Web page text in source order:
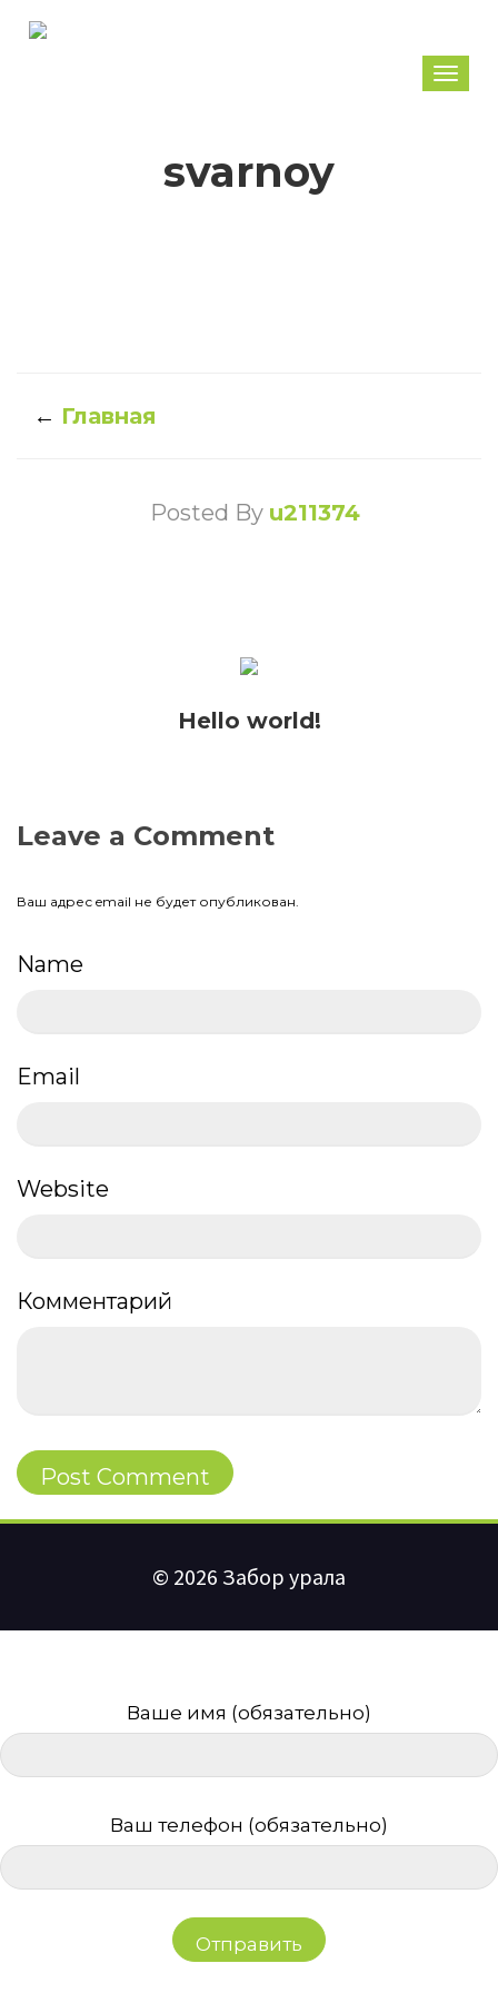
svarnoy
← Главная
Posted By u211374
Hello world!
Leave a Comment
Ваш адрес email не будет опубликован.
Name
Email
Website
Комментарий
© 2026 Забор урала
Ваше имя (обязательно)
Ваш телефон (обязательно)